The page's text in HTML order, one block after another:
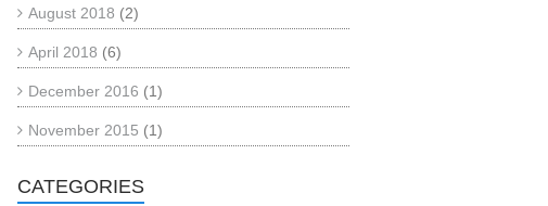
August 2018 (2)
April 2018 (6)
December 2016 (1)
November 2015 (1)
CATEGORIES